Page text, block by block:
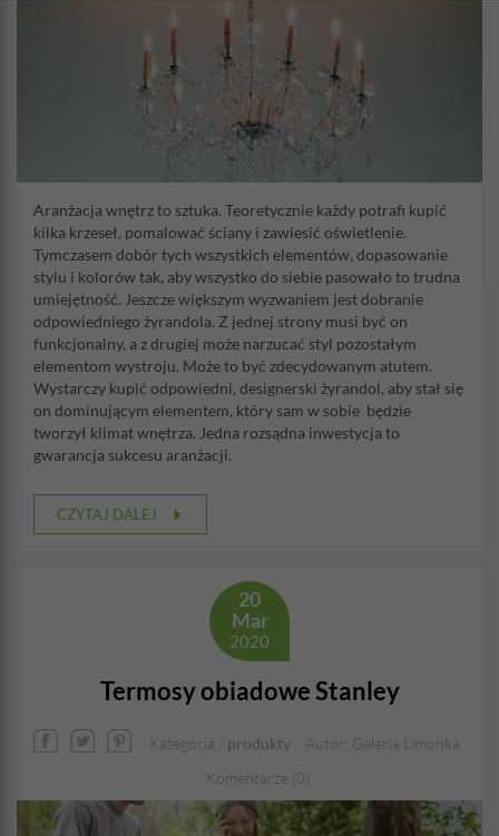
Aranżacja wnętrz to sztuka. Teoretycznie każdy potrafi kupić
kilka krzeseł, pomalować ściany i zawiesić oświetlenie.
Tymczasem dobór tych wszystkich elementów, dopasowanie
stylu i kolorów tak, aby wszystko do siebie pasowało to trudna
umiejętność. Jeszcze większym wyzwaniem jest dobranie
odpowiedniego żyrandola. Z jednej strony musi być on
funkcjonalny, a z drugiej może narzucać styl pozostałym
elementom wystroju. Może to być zdecydowanym atutem.
Wystarczy kupić odpowiedni, designerski żyrandol, aby stał się
on dominującym elementem, który sam w sobie będzie
tworzył klimat wnętrza. Jedna rozsądna inwestycja to
gwarancja sukcesu aranżacji.
CZYTAJ DALEJ
20
Mar
2020
Termosy obiadowe Stanley
Kategoria / produkty
Autor: Galeria Limonka
Komentarze (0)